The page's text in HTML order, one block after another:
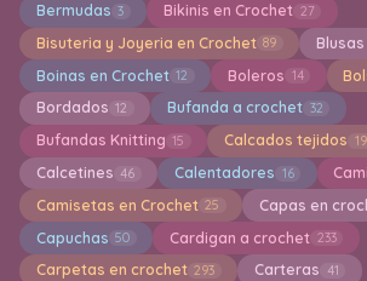
Bermudas 3 Bikinis en Crochet 27
Bisuteria y Joyeria en Crochet 89
Boinas en Crochet 12 Boleros 14
Bordados 12 Bufanda a crochet 32
Bufandas Knitting 15 Calcados tejidos 19
Calcetines 46 Calentadores 16
Camisetas en Crochet 25 Capas en
Capuchas 50 Cardigan a crochet 233
Carpetas en crochet 293 Carteras 41